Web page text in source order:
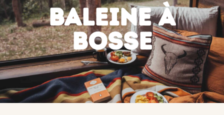
BALEINE À
BOSSE